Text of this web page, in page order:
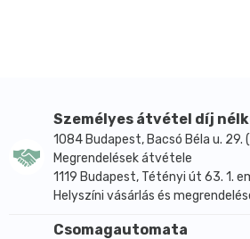
Személyes átvétel díj
1084 Budapest, Bacsó Béla u. 29.
Megrendelések átvétele
1119 Budapest, Tétényi út 63. 1.
Helyszíni vásárlás és
Csomagautomata